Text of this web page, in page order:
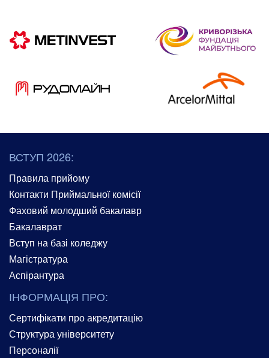
ВСТУП 2026:
Правила прийому
Контакти Приймальної комісії
Фаховий молодший бакалавр
Бакалаврат
Вступ на базі коледжу
Магістратура
Аспірантура
ІНФОРМАЦІЯ ПРО:
Сертифікати про акредитацію
Структура університету
Персоналії